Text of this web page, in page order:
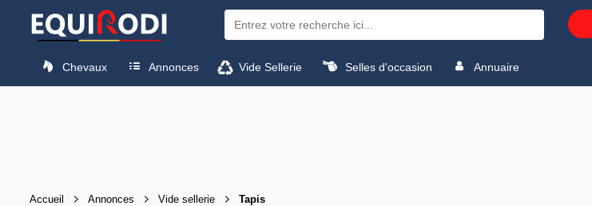
Chevaux Annonces Vide Sellerie Selles d'occasion Annuaire
Accueil Annonces Vide sellerie Tapis